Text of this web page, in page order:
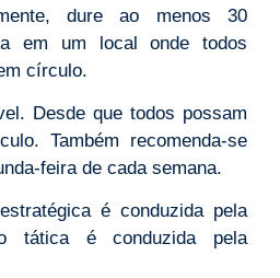
dure ao menos 30
em um local onde todos
círculo.
Desde que todos possam
Também recomenda-se
feira de cada semana.
é conduzida pela
tática é conduzida pela